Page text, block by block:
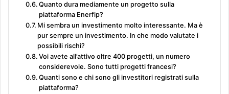
Quanto dura mediamente un progetto sulla
piattaforma Enerfip?
Mi sembra un investimento molto interessante. Ma è
pur sempre un investimento. In che modo valutate i
possibili rischi?
Voi avete all’attivo oltre 400 progetti, un numero
considerevole. Sono tutti progetti francesi?
Quanti sono e chi sono gli investitori registrati sulla
piattaforma?